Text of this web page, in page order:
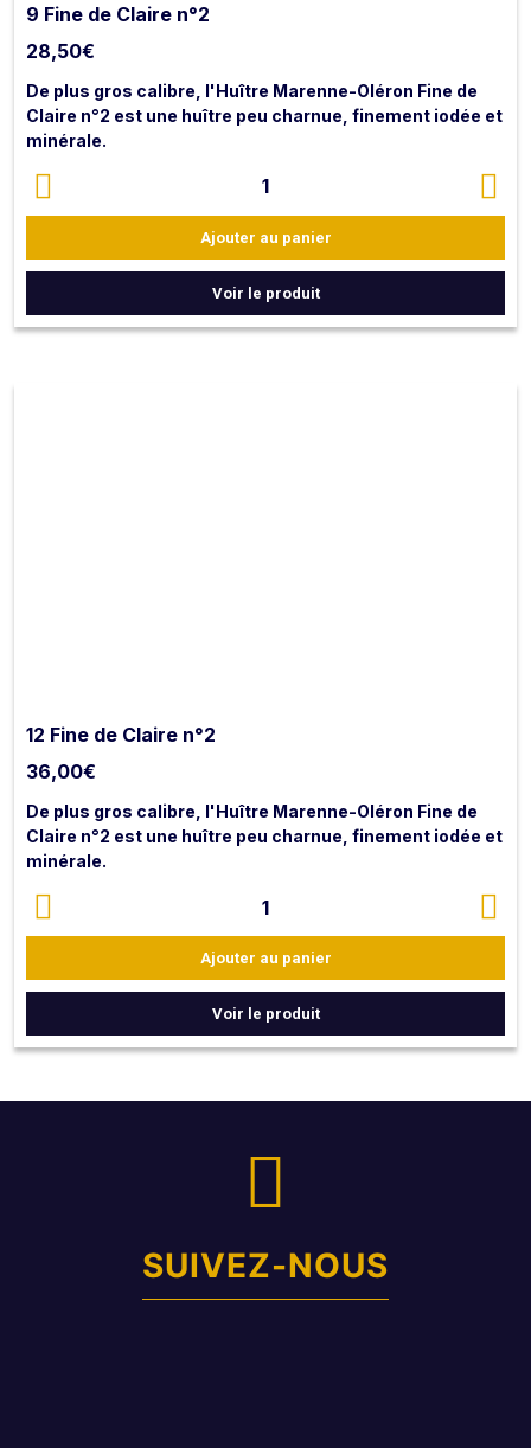
9 Fine de Claire n°2
28,50€
De plus gros calibre, l'Huître Marenne-Oléron Fine de
Claire n°2 est une huître peu charnue, finement iodée et
minérale.
dans les claires du bassin de Marennes Oléron.
NB : les huîtres sont livrées ouvertes avec citron et
1
Ajouter au panier
Voir le produit
12 Fine de Claire n°2
36,00€
De plus gros calibre, l'Huître Marenne-Oléron Fine de
Claire n°2 est une huître peu charnue, finement iodée et
minérale.
dans les claires du bassin de Marennes Oléron.
NB : les huîtres sont livrées ouvertes avec citron et
1
Ajouter au panier
Voir le produit
SUIVEZ-NOUS